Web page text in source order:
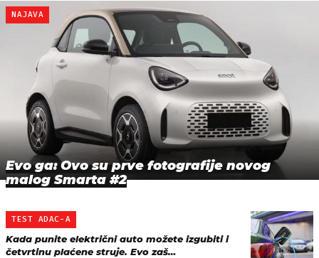
NAJAVA
Evo ga: Ovo su prve fotografije novog
malog Smarta #2
TEST ADAC-A
Kada punite električni auto možete izgubiti i
četvrtinu plaćene struje. Evo zaš…